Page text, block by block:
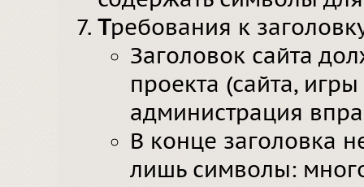
Требования к
Заголовок сайта
проекта (сайта,
администрация
В конце заголовка
лишь символы: